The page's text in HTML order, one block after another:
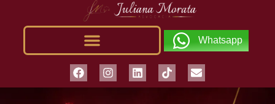
Whatsapp